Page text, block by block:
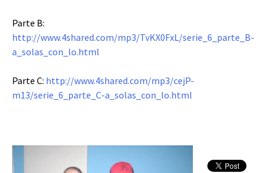
Parte B:
http://www.4shared.com/mp3/TvKX0FxL/serie_6_parte_B-
a_solas_con_lo.html
Parte C: http://www.4shared.com/mp3/cejP-
m13/serie_6_parte_C-a_solas_con_lo.html